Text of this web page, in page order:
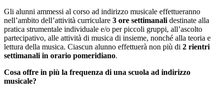
Gli alunni ammessi al corso ad indirizzo musicale effettueranno
nell’ambito dell’attività curriculare 3 ore settimanali destinate alla
pratica strumentale individuale e/o per piccoli gruppi, all’ascolto
partecipativo, alle attività di musica di insieme, nonché alla teoria e
lettura della musica. Ciascun alunno effettuerà non più di 2 rientri
settimanali in orario pomeridiano.
Cosa offre in più la frequenza di una scuola ad indirizzo
musicale?